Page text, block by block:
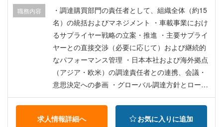
職務内容
・調達購買部門の責任者として、組織全体（約15
名）の統括およびマネジメント ・車載事業におけ
るサプライヤー戦略の立案・推進 ・主要サプライ
ヤーとの直接交渉（必要に応じて）および継続的
なパフォーマンス管理 ・日本本社および海外拠点
（アジア・欧米）の調達責任者との連携、会議・
意思決定への参画 ・グローバル調達方針とローカ
ル戦略の整合・最適化、商流再構築の推進 ・必要
に応じた海外出張および現地サプライヤー対応
（中国・インド等）
求人情報詳細へ お気に入りに追加